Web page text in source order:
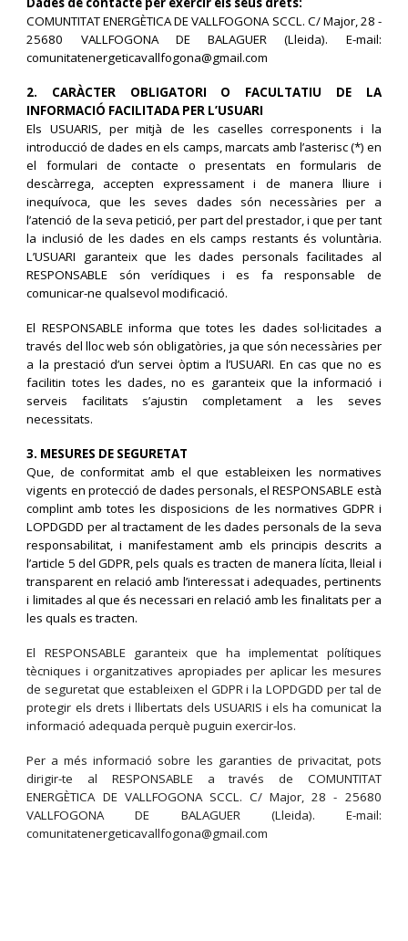
COMUNTITAT ENERGÈTICA DE VALLFOGONA SCCL. C/ Major, 28 -
25680 VALLFOGONA DE BALAGUER (Lleida). E-mail:
comunitatenergeticavallfogona@gmail.com
2. CARÀCTER OBLIGATORI O FACULTATIU DE LA
INFORMACIÓ FACILITADA PER L’USUARI
Els USUARIS, per mitjà de les caselles corresponents i la
introducció de dades en els camps, marcats amb l’asterisc (*) en
el formulari de contacte o presentats en formularis de
descàrrega, accepten expressament i de manera lliure i
inequívoca, que les seves dades són necessàries per a
l’atenció de la seva petició, per part del prestador, i que per tant
la inclusió de les dades en els camps restants és voluntària.
L’USUARI garanteix que les dades personals facilitades al
RESPONSABLE són verídiques i es fa responsable de
comunicar-ne qualsevol modificació.
El RESPONSABLE informa que totes les dades sol·licitades a
través del lloc web són obligatòries, ja que són necessàries per
a la prestació d’un servei òptim a l’USUARI. En cas que no es
facilitin totes les dades, no es garanteix que la informació i
serveis facilitats s’ajustin completament a les seves
necessitats.
3. MESURES DE SEGURETAT
Que, de conformitat amb el que estableixen les normatives
vigents en protecció de dades personals, el RESPONSABLE està
complint amb totes les disposicions de les normatives GDPR i
LOPDGDD per al tractament de les dades personals de la seva
responsabilitat, i manifestament amb els principis descrits a
l’article 5 del GDPR, pels quals es tracten de manera lícita, lleial i
transparent en relació amb l’interessat i adequades, pertinents
i limitades al que és necessari en relació amb les finalitats per a
les quals es tracten.
El RESPONSABLE garanteix que ha implementat polítiques
tècniques i organitzatives apropiades per aplicar les mesures
de seguretat que estableixen el GDPR i la LOPDGDD per tal de
protegir els drets i llibertats dels USUARIS i els ha comunicat la
informació adequada perquè puguin exercir-los.
Per a més informació sobre les garanties de privacitat, pots
dirigir-te al RESPONSABLE a través de COMUNTITAT
ENERGÈTICA DE VALLFOGONA SCCL. C/ Major, 28 - 25680
VALLFOGONA DE BALAGUER (Lleida). E-mail:
comunitatenergeticavallfogona@gmail.com